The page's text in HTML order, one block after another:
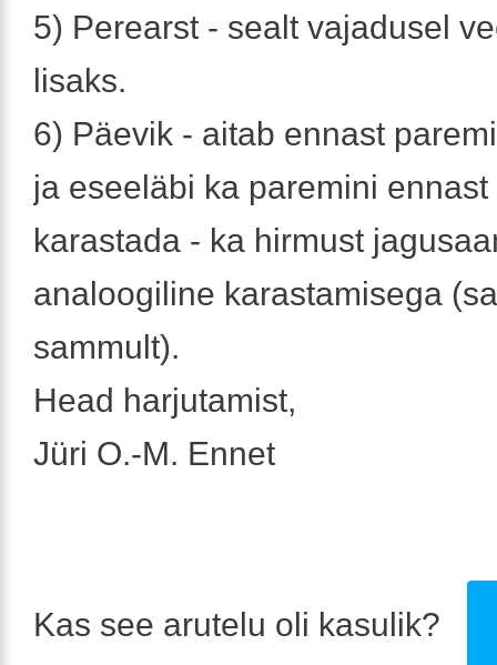
5) Perearst - sealt vajadusel
lisaks.
6) Päevik - aitab ennast
ja eseeläbi ka paremini
karastada - ka hirmust
analoogiline karastamisega
sammult).
Head harjutamist,
Jüri O.-M. Ennet
Kas see arutelu oli kasulik?